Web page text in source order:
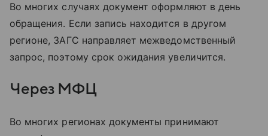
Во многих случаях документ оформляют в день
обращения. Если запись находится в другом
регионе, ЗАГС направляет межведомственный
запрос, поэтому срок ожидания увеличится.
Через МФЦ
Во многих регионах документы принимают